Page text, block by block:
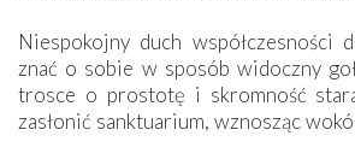
Niespokojny duch współczesności
znać o sobie w sposób widoczny
trosce o prostotę i skromność
zasłonić sanktuarium, wznosząc